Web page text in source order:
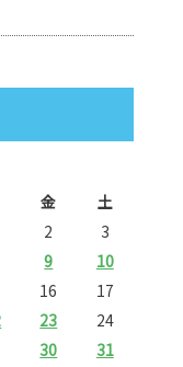
金 土
2
3
9
10
16
17
23
24
30 31